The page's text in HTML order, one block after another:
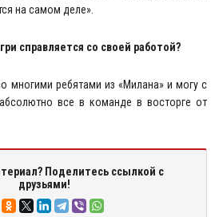
на самом деле».
справляется со своей работой?
многими ребятами из «Милана» и могу с
все в команде в восторге от
Поделитесь ссылкой с
друзьями!